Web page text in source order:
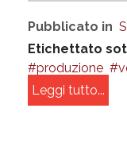
Pubblicato in
Etichettato
produzione
Leggi tutto...